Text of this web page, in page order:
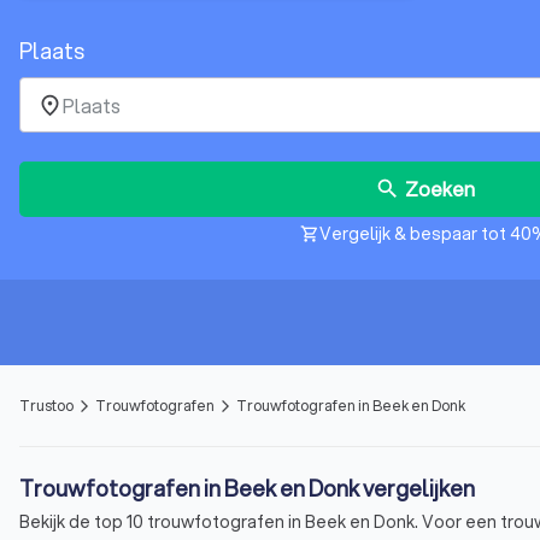
Plaats
place
search Zoeken
shopping_cartVergelijk & bespaar tot
Trustoo arrow_forward_ios Trouwfotografen arrow_forward_ios Trouwfotografen in Beek en Donk
Trouwfotografen in Beek en Donk vergelijken
Bekijk de top 10 trouwfotografen in Beek en Donk. Voor een